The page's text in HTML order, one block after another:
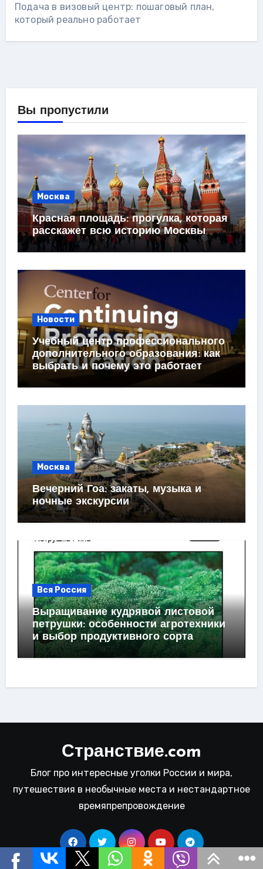
Подача в визовый центр: пошаговый план,
который реально работает
Вы пропустили
Москва
Красная площадь: прогулка, которая
расскажет всю историю Москвы
Новости
Учебный центр профессионального
дополнительного образования: как
выбрать и почему это работает
Москва
Вечерний Гоа: закаты, музыка и
ночные экскурсии
Вся Россия
Выращивание кудрявой листовой
петрушки: особенности агротехники
и выбор продуктивного сорта
Странствие.com
Блог про интересные уголки России и мира,
путешествия в необычные места и нестандартное
времяпрепровождение